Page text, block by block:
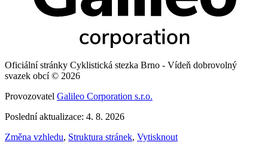
Oficiální stránky Cyklistická stezka Brno - Vídeň dobrovolný
svazek obcí © 2026
Provozovatel Galileo Corporation s.r.o.
Poslední aktualizace: 4. 8. 2026
Změna vzhledu, Struktura stránek, Vytisknout